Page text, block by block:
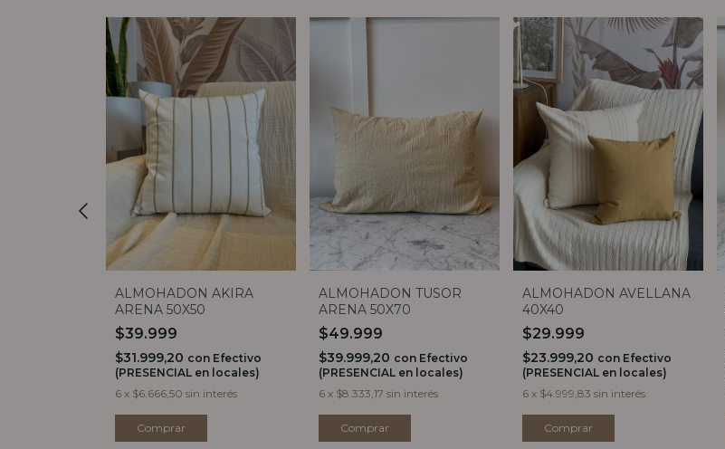
ALMOHADON AKIRA
ARENA 50X50
$39.999
$31.999,20 con Efectivo
(PRESENCIAL en locales)
6 x $6.666,50 sin interés
Comprar
ALMOHADON TUSOR
ARENA 50X70
$49.999
$39.999,20 con Efectivo
(PRESENCIAL en locales)
6 x $8.333,17 sin interés
Comprar
ALMOHADON AVELLANA
40X40
$29.999
$23.999,20 con Efectivo
(PRESENCIAL en locales)
6 x $4.999,83 sin interés
Comprar